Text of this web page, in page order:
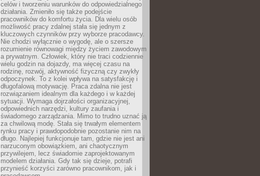
celów i tworzeniu warunków do odpowiedzialnego
działania. Zmieniło się także podejście
pracowników do komfortu życia. Dla wielu osób
możliwość pracy zdalnej stała się jednym z
kluczowych czynników przy wyborze pracodawcy.
Nie chodzi wyłącznie o wygodę, ale o szersze
rozumienie równowagi między życiem zawodowym
a prywatnym. Człowiek, który nie traci codziennie
wielu godzin na dojazdy, ma więcej czasu na
rodzinę, rozwój, aktywność fizyczną czy zwykły
odpoczynek. To z kolei wpływa na satysfakcję i
długofalową motywację. Praca zdalna nie jest
rozwiązaniem idealnym dla każdego i w każdej
sytuacji. Wymaga dojrzałości organizacyjnej,
odpowiednich narzędzi, kultury zaufania i
świadomego zarządzania. Mimo to trudno uznać ją
za chwilową modę. Stała się trwałym elementem
rynku pracy i prawdopodobnie pozostanie nim na
długo. Najlepiej funkcjonuje tam, gdzie nie jest ani
narzuconym obowiązkiem, ani chaotycznym
przywilejem, lecz świadomie zaprojektowanym
modelem działania. Gdy tak się dzieje, potrafi
przynieść korzyści zarówno pracownikom, jak i